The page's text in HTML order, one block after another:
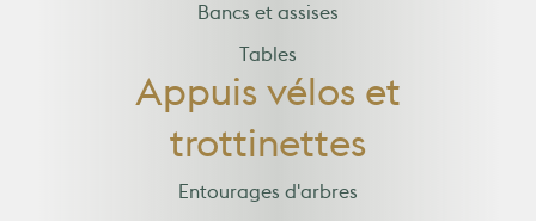
Bancs et assises
Tables
Appuis vélos et
trottinettes
Entourages d'arbres